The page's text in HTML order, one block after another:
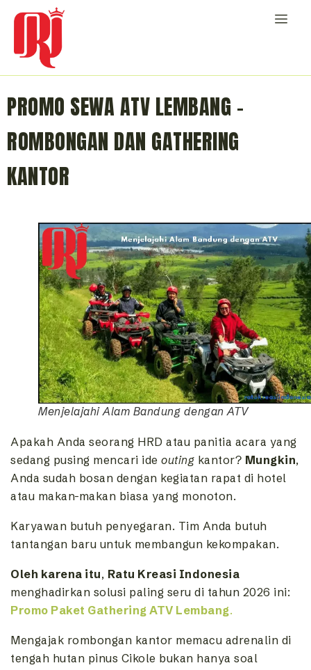
PROMO SEWA ATV LEMBANG –
ROMBONGAN DAN GATHERING
KANTOR
Menjelajahi Alam Bandung dengan ATV
Apakah Anda seorang HRD atau panitia acara yang
sedang pusing mencari ide outing kantor? Mungkin,
Anda sudah bosan dengan kegiatan rapat di hotel
atau makan-makan biasa yang monoton.
Karyawan butuh penyegaran. Tim Anda butuh
tantangan baru untuk membangun kekompakan.
Oleh karena itu, Ratu Kreasi Indonesia
menghadirkan solusi paling seru di tahun 2026 ini:
Promo Paket Gathering ATV Lembang.
Mengajak rombongan kantor memacu adrenalin di
tengah hutan pinus Cikole bukan hanya soal